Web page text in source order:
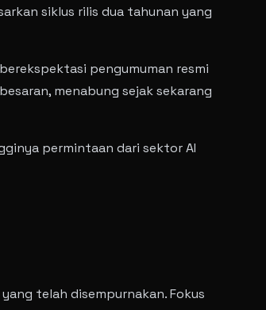
siklus rilis dua tahunan yang
pengumuman resmi
menabung sejak sekarang
permintaan dari sektor AI
telah disempurnakan. Fokus